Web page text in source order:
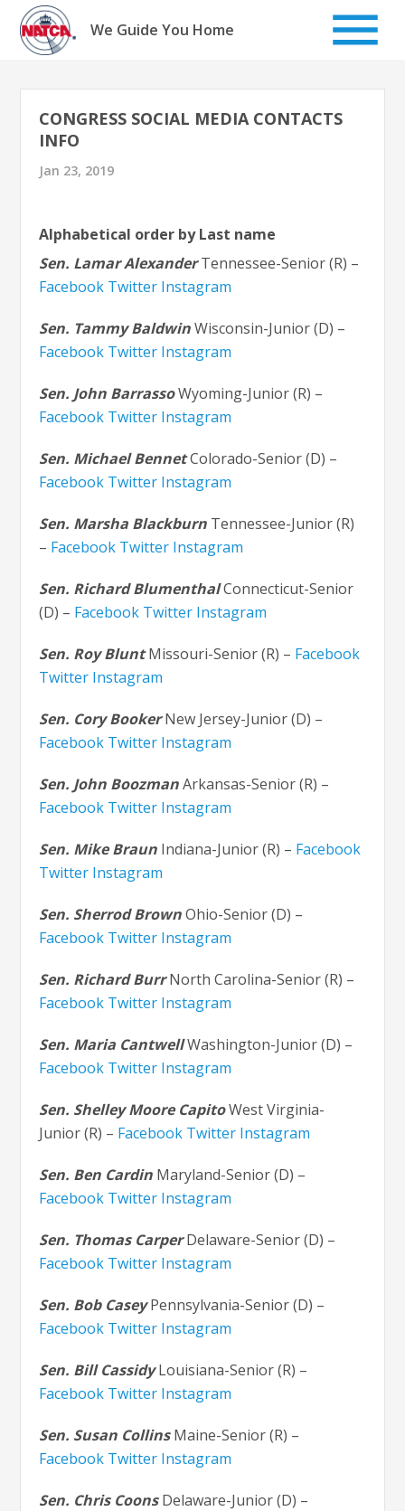
Skip
content
We Guide You Home
CONGRESS SOCIAL MEDIA CONTACTS
INFO
Jan 23, 2019
Alphabetical order by Last name
Sen. Lamar AlexanderTennessee-Senior (R) –
Facebook Twitter Instagram
Sen. Tammy BaldwinWisconsin-Junior (D) –
Facebook Twitter Instagram
Sen. John BarrassoWyoming-Junior (R) –
Facebook Twitter Instagram
Sen. Michael BennetColorado-Senior (D) –
Facebook Twitter Instagram
Sen. Marsha Blackburn Tennessee-Junior (R)
– Facebook Twitter Instagram
Sen. Richard BlumenthalConnecticut-Senior
(D) – Facebook Twitter Instagram
Sen. Roy BluntMissouri-Senior (R) – Facebook
Twitter Instagram
Sen. Cory BookerNew Jersey-Junior (D) –
Facebook Twitter Instagram
Sen. John BoozmanArkansas-Senior (R) –
Facebook Twitter Instagram
Sen. Mike Braun Indiana-Junior (R) – Facebook
Twitter Instagram
Sen. Sherrod BrownOhio-Senior (D) –
Facebook Twitter Instagram
Sen. Richard BurrNorth Carolina-Senior (R) –
Facebook Twitter Instagram
Sen. Maria CantwellWashington-Junior (D) –
Facebook Twitter Instagram
Sen. Shelley Moore CapitoWest Virginia-
Junior (R) – Facebook Twitter Instagram
Sen. Ben Cardin Maryland-Senior (D) –
Facebook Twitter Instagram
Sen. Thomas CarperDelaware-Senior (D) –
Facebook Twitter Instagram
Sen. Bob CaseyPennsylvania-Senior (D) –
Facebook Twitter Instagram
Sen. Bill CassidyLouisiana-Senior (R) –
Facebook Twitter Instagram
Sen. Susan CollinsMaine-Senior (R) –
Facebook Twitter Instagram
Sen. Chris CoonsDelaware-Junior (D) –